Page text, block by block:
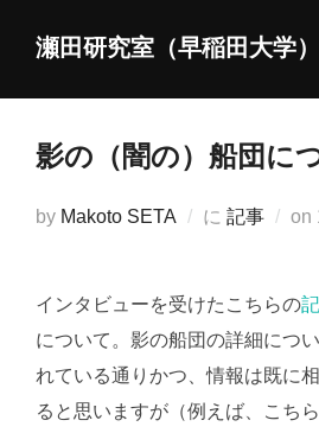
瀬田研究室（早稲田大学）
影の（闇の）船団に
by Makoto SETA に 記事 on
インタビューを受けたこちらの
について。影の船団の詳細につ
れている通りかつ、情報は既に
ると思いますが（例えば、こち